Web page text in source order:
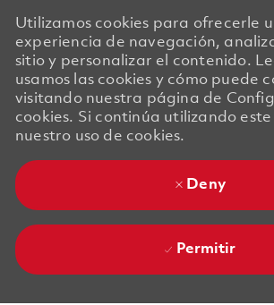
Utilizamos cookies para ofrecerle
experiencia de navegación,
sitio y personalizar el contenido.
usamos las cookies y cómo puede
visitando nuestra página de
cookies. Si continúa utilizando
nuestro uso de cookies.
Deny
Permitir